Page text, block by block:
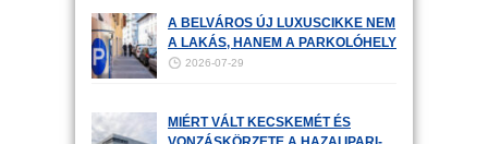
A BELVÁROS ÚJ LUXUSCIKKE NEM
A LAKÁS, HANEM A PARKOLÓHELY
2026-07-29
MIÉRT VÁLT KECSKEMÉT ÉS